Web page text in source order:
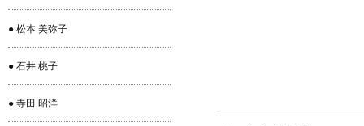
● 松本 美弥子
● 石井 桃子
● 寺田 昭洋